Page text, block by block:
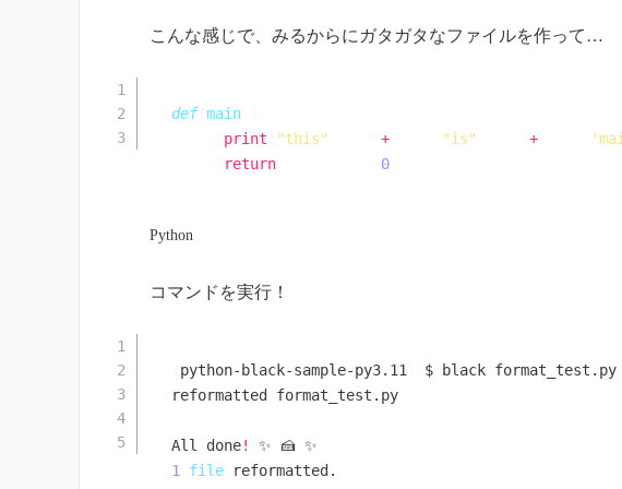
こんな感じで、みるからにガタガタなファイルを作って…
def main
print
"this" + "is" +
return
0
Python
コマンドを実行！
python-black-sample-py3.11
$ black format_test.py
reformatted format_test.py
All done!
1
file reformatted.